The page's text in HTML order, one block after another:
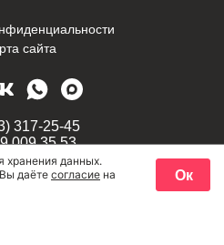
сайта
317-25-45
009 35 53
58
хранения данных.
даёте согласие на
Ок